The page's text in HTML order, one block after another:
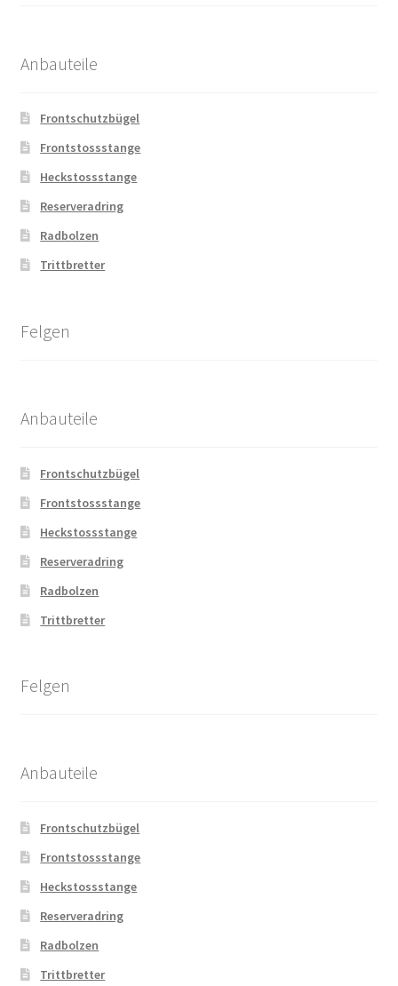
Anbauteile
Frontschutzbügel
Frontstossstange
Heckstossstange
Reserveradring
Radbolzen
Trittbretter
Felgen
Anbauteile
Frontschutzbügel
Frontstossstange
Heckstossstange
Reserveradring
Radbolzen
Trittbretter
Felgen
Anbauteile
Frontschutzbügel
Frontstossstange
Heckstossstange
Reserveradring
Radbolzen
Trittbretter